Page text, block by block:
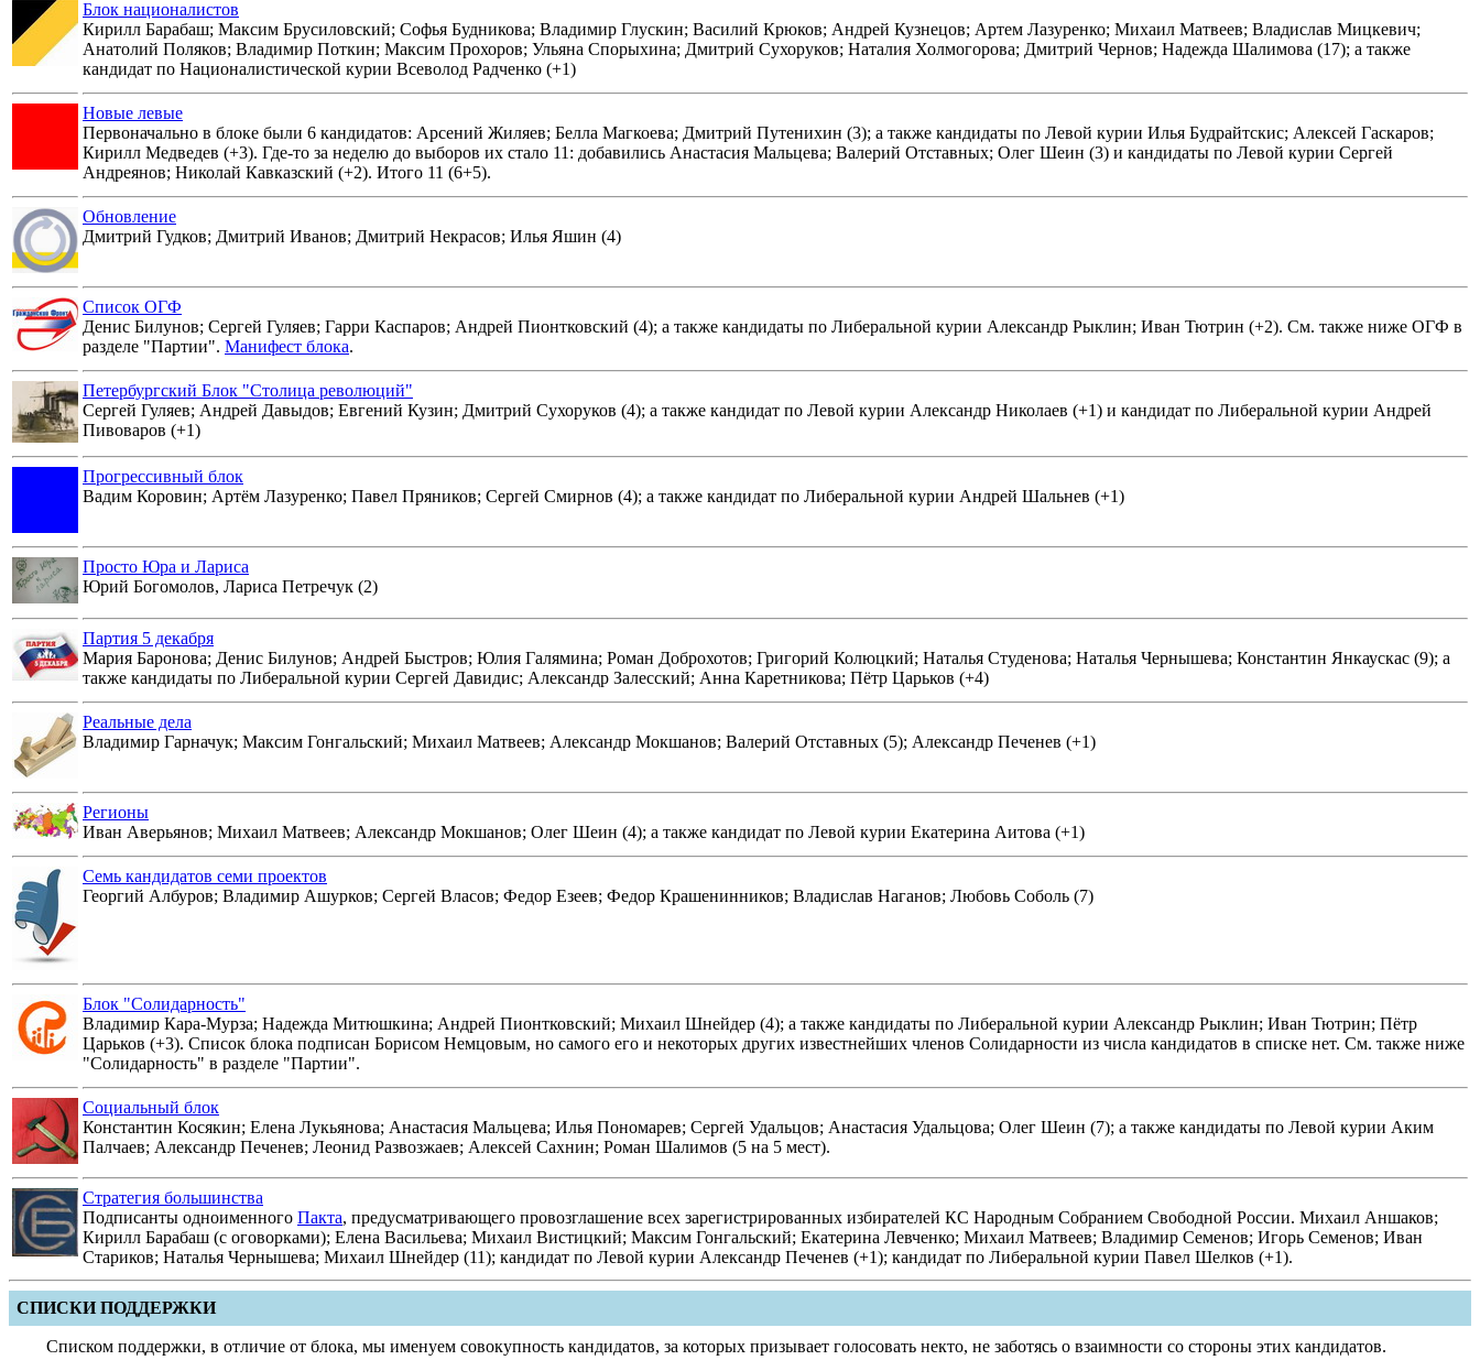
Блок националистов
Кирилл Барабаш; Максим Брусиловский; Софья Будникова; Владимир Глускин; Василий Крюков; Андрей Кузнецов; Артем Лазуренко; Михаил Матвеев; Владислав Мицкевич;
Анатолий Поляков; Владимир Поткин; Максим Прохоров; Ульяна Спорыхина; Дмитрий Сухоруков; Наталия Холмогорова; Дмитрий Чернов; Надежда Шалимова (17); а также
кандидат по Националистической курии Всеволод Радченко (+1)
Новые левые
Первоначально в блоке были 6 кандидатов: Арсений Жиляев; Белла Магкоева; Дмитрий Путенихин (3); а также кандидаты по Левой курии Илья Будрайтскис; Алексей Гаскаров;
Кирилл Медведев (+3). Где-то за неделю до выборов их стало 11: добавились Анастасия Мальцева; Валерий Отставных; Олег Шеин (3) и кандидаты по Левой курии Сергей
Андреянов; Николай Кавказский (+2). Итого 11 (6+5).
Обновление
Дмитрий Гудков; Дмитрий Иванов; Дмитрий Некрасов; Илья Яшин (4)
Список ОГФ
Денис Билунов; Сергей Гуляев; Гарри Каспаров; Андрей Пионтковский (4); а также кандидаты по Либеральной курии Александр Рыклин; Иван Тютрин (+2). См. также ниже ОГФ в
разделе "Партии". Манифест блока.
Петербургский Блок "Столица революций"
Сергей Гуляев; Андрей Давыдов; Евгений Кузин; Дмитрий Сухоруков (4); а также кандидат по Левой курии Александр Николаев (+1) и кандидат по Либеральной курии Андрей
Пивоваров (+1)
Прогрессивный блок
Вадим Коровин; Артём Лазуренко; Павел Пряников; Сергей Смирнов (4); а также кандидат по Либеральной курии Андрей Шальнев (+1)
Просто Юра и Лариса
Юрий Богомолов, Лариса Петречук (2)
Партия 5 декабря
Мария Баронова; Денис Билунов; Андрей Быстров; Юлия Галямина; Роман Доброхотов; Григорий Колюцкий; Наталья Студенова; Наталья Чернышева; Константин Янкаускас (9); а
также кандидаты по Либеральной курии Сергей Давидис; Александр Залесский; Анна Каретникова; Пётр Царьков (+4)
Реальные дела
Владимир Гарначук; Максим Гонгальский; Михаил Матвеев; Александр Мокшанов; Валерий Отставных (5); Александр Печенев (+1)
Регионы
Иван Аверьянов; Михаил Матвеев; Александр Мокшанов; Олег Шеин (4); а также кандидат по Левой курии Екатерина Аитова (+1)
Семь кандидатов семи проектов
Георгий Албуров; Владимир Ашурков; Сергей Власов; Федор Езеев; Федор Крашенинников; Владислав Наганов; Любовь Соболь (7)
Блок "Солидарность"
Владимир Кара-Мурза; Надежда Митюшкина; Андрей Пионтковский; Михаил Шнейдер (4); а также кандидаты по Либеральной курии Александр Рыклин; Иван Тютрин; Пётр
Царьков (+3). Список блока подписан Борисом Немцовым, но самого его и некоторых других известнейших членов Солидарности из числа кандидатов в списке нет. См. также ниже
"Солидарность" в разделе "Партии".
Социальный блок
Константин Косякин; Елена Лукьянова; Анастасия Мальцева; Илья Пономарев; Сергей Удальцов; Анастасия Удальцова; Олег Шеин (7); а также кандидаты по Левой курии Аким
Палчаев; Александр Печенев; Леонид Развозжаев; Алексей Сахнин; Роман Шалимов (5 на 5 мест).
Стратегия большинства
Подписанты одноименного Пакта, предусматривающего провозглашение всех зарегистрированных избирателей КС Народным Собранием Свободной России. Михаил Аншаков;
Кирилл Барабаш (с оговорками); Елена Васильева; Михаил Вистицкий; Максим Гонгальский; Екатерина Левченко; Михаил Матвеев; Владимир Семенов; Игорь Семенов; Иван
Стариков; Наталья Чернышева; Михаил Шнейдер (11); кандидат по Левой курии Александр Печенев (+1); кандидат по Либеральной курии Павел Шелков (+1).
СПИСКИ ПОДДЕРЖКИ
Списком поддержки, в отличие от блока, мы именуем совокупность кандидатов, за которых призывает голосовать некто, не заботясь о взаимности со стороны этих кандидатов.